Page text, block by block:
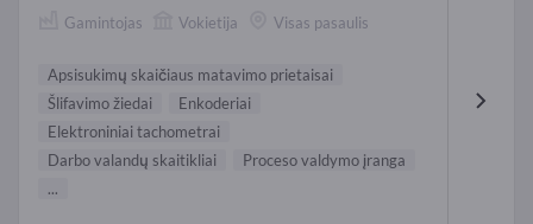
Gamintojas Vokietija Visas pasaulis
Apsisukimų skaičiaus matavimo prietaisai
Šlifavimo žiedai
Enkoderiai
Elektroniniai tachometrai
Darbo valandų skaitikliai
Proceso valdymo įranga
...